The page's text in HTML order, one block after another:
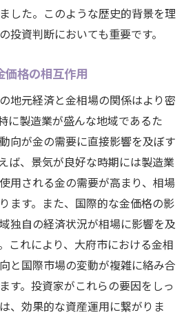
場の関連性を知り最適な売買タ
める
む上での重要指標
変化と金市場の反応
ングをつかむための兆候
データに基づく判断
未来予測と投資戦略
動向を予測し愛知県大府市での
来予測とその根拠
での投資判断の基準
市の市場特性と予測
を先取りするための準備
した。このような歴史的背景を理
投資判断においても重要です。
価格の相互作用
地元経済と金相場の関係はより密
に製造業が盛んな地域であるた
向が金の需要に直接影響を及ぼす
ば、景気が良好な時期には製造業
用される金の需要が高まり、相場
ます。また、国際的な金価格の影
独自の経済状況が相場に影響を及
これにより、大府市における金相
と国際市場の変動が複雑に絡み合
す。投資家がこれらの要因をしっ
、効果的な資産運用に繋がりま